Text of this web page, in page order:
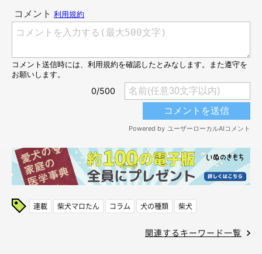
連載 柴犬マロたん コラム 犬の種類 柴犬
関連するキーワード一覧